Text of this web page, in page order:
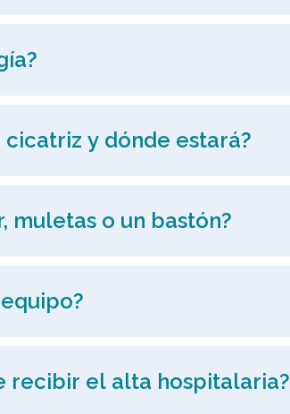
y dónde estará?
muletas o un bastón?
recibir el alta hospitalaria?